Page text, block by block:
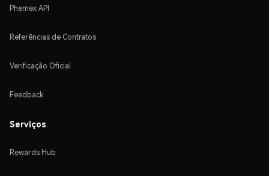
Phemex API
Referências de Contratos
Verificação Oficial
Feedback
Serviços
Rewards Hub